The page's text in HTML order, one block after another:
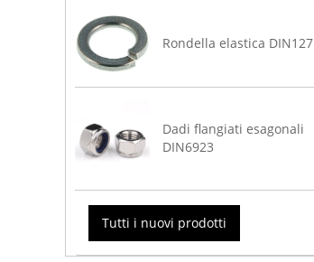
Rondella elastica DIN127
Dadi flangiati esagonali
DIN6923
Tutti i nuovi prodotti